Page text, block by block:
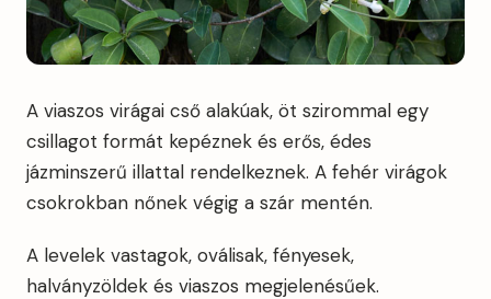
A viaszos virágai cső alakúak, öt szirommal egy
csillagot formát kepéznek és erős, édes
jázminszerű illattal rendelkeznek. A fehér virágok
csokrokban nőnek végig a szár mentén.
A levelek vastagok, oválisak, fényesek,
halványzöldek és viaszos megjelenésűek.